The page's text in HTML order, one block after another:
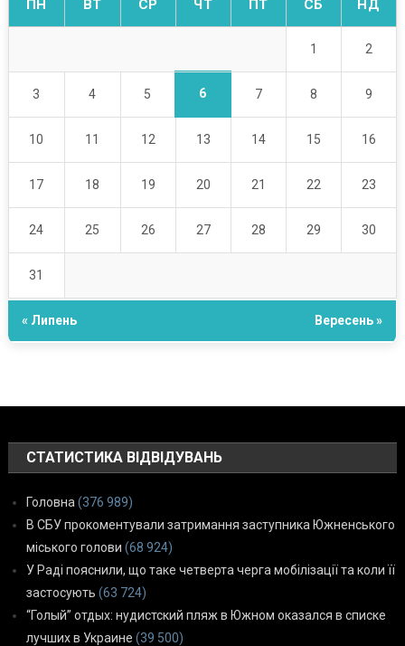
ПН ВТ СР ЧТ ПТ СБ НД
1 2
3 4 5 6 7 8 9
10 11 12 13 14 15 16
17 18 19 20 21 22 23
24 25 26 27 28 29 30
31
« Липень Вересень »
СТАТИСТИКА ВІДВІДУВАНЬ
Головна (376 989)
В СБУ прокоментували затримання заступника Южненського
міського голови (68 924)
У Раді пояснили, що таке четверта черга мобілізації та коли її
застосують (63 724)
“Голый” отдых: нудистский пляж в Южном оказался в списке
лучших в Украине (39 500)